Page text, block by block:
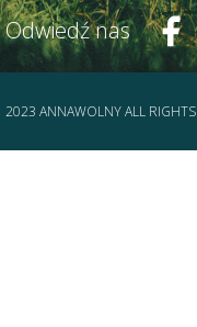
2023 ANNAWOLNY ALL RIGHTS
Odwiedź nas